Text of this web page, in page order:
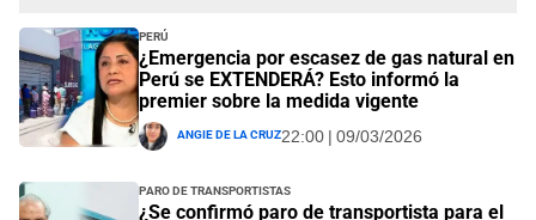
Perú
¿Emergencia por escasez de gas natural en
Perú se EXTENDERÁ? Esto informó la
premier sobre la medida vigente
Angie De La Cruz22:00 | 09/03/2026
Paro de transportistas
¿Se confirmó paro de transportista para el